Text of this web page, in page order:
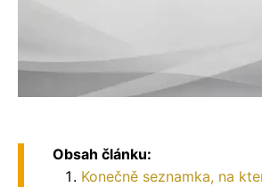
Obsah článku:
Konečně seznamka, na